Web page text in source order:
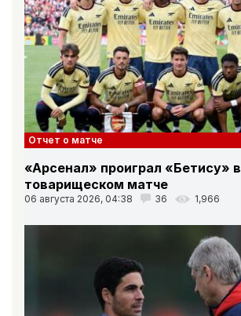
Отчет о матче
«Арсенал» проиграл «Бетису» в
товарищеском матче
06 августа 2026, 04:38 36 1,966